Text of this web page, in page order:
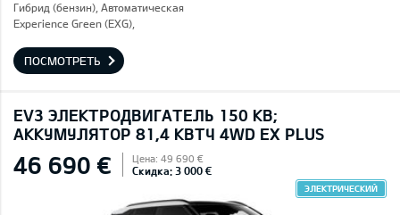
Гибрид (бензин), Автоматическая
Experience Green (EXG),
ПОСМОТРЕТЬ
EV3 ЭЛЕКТРОДВИГАТЕЛЬ 150 КВ;
AККУМУЛЯТОР 81,4 КВТЧ 4WD EX PLUS
46 690 € Цена: 49 690 €
Скидка: 3 000 €
ЭЛЕКТРИЧЕСКИЙ